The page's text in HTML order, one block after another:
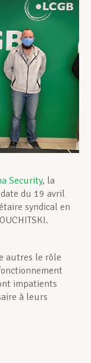
Security, la
du 19 avril
syndical en
autres le rôle
impatients
à leurs